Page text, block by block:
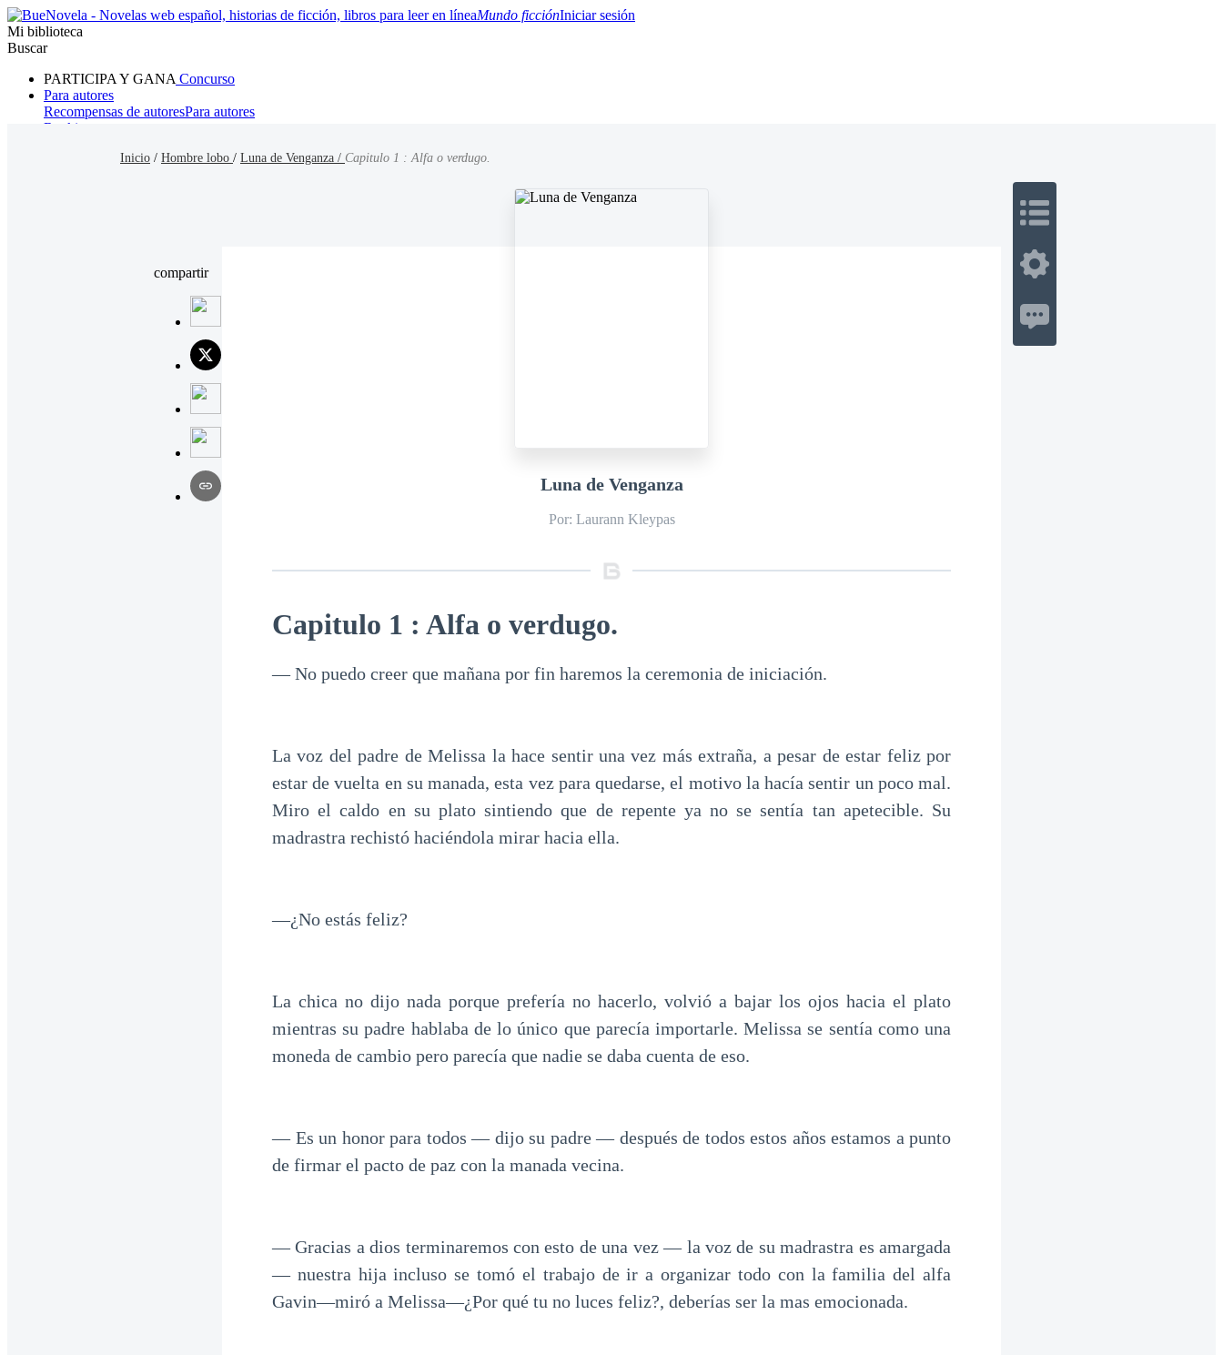
Mundo ficciónIniciar sesión
Mi biblioteca
Buscar
PARTICIPA Y GANA Concurso
Para autores
Recompensas de autoresPara autores
Ranking
ParanormalMisterio/Thriller
Inicio / Hombre lobo / Luna de Venganza / Capitulo 1 : Alfa o verdugo.
compartir
Luna de Venganza
Por: Laurann Kleypas
Capitulo 1 : Alfa o verdugo.
— No puedo creer que mañana por fin haremos la ceremonia de iniciación.
La voz del padre de Melissa la hace sentir una vez más extraña, a pesar de estar feliz por
estar de vuelta en su manada, esta vez para quedarse, el motivo la hacía sentir un poco mal.
Miro el caldo en su plato sintiendo que de repente ya no se sentía tan apetecible. Su
madrastra rechistó haciéndola mirar hacia ella.
—¿No estás feliz?
La chica no dijo nada porque prefería no hacerlo, volvió a bajar los ojos hacia el plato
mientras su padre hablaba de lo único que parecía importarle. Melissa se sentía como una
moneda de cambio pero parecía que nadie se daba cuenta de eso.
— Es un honor para todos — dijo su padre — después de todos estos años estamos a punto
de firmar el pacto de paz con la manada vecina.
— Gracias a dios terminaremos con esto de una vez — la voz de su madrastra es amargada
— nuestra hija incluso se tomó el trabajo de ir a organizar todo con la familia del alfa
Gavin—miró a Melissa—¿Por qué tu no luces feliz?, deberías ser la mas emocionada.